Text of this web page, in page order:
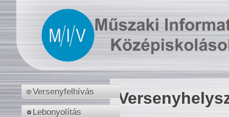
Versenyfelhívás
Lebonyolítás